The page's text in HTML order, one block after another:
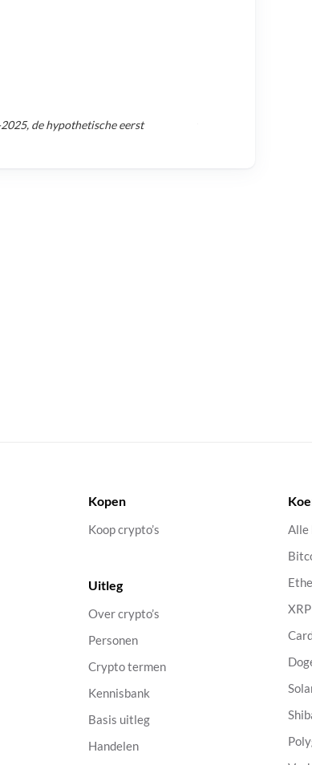
, de hypothetische eerst
Kopen
Koop crypto’s
Uitleg
Over crypto’s
Personen
Crypto termen
Kennisbank
Basis uitleg
Handelen
Alle
XRP